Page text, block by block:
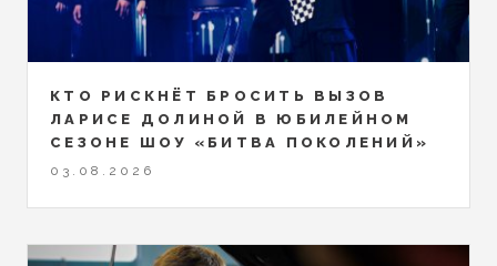
КТО РИСКНЁТ БРОСИТЬ ВЫЗОВ
ЛАРИСЕ ДОЛИНОЙ В ЮБИЛЕЙНОМ
СЕЗОНЕ ШОУ «БИТВА ПОКОЛЕНИЙ»
03.08.2026